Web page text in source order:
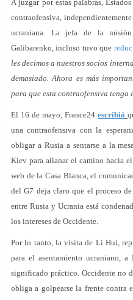
A juzgar por estas palabras,
contraofensiva,
ucraniana. La jefa de la
Galibarenko, incluso tuvo que
les decimos a nuestros socios
demasiado. Ahora es más
para que esta contraofensiva tenga
El 16 de mayo, France24 escribió
una contraofensiva con la
obligar a Rusia a sentarse a la
Kiev para allanar el camino hacia
web de la Casa Blanca, el
del G7 deja claro que el proceso
entre Rusia y Ucrania está
los intereses de Occidente.
Por lo tanto, la visita de Li Hui,
para el asentamiento ucraniano,
significado práctico. Occidente no
obliga a golpearse la frente contra